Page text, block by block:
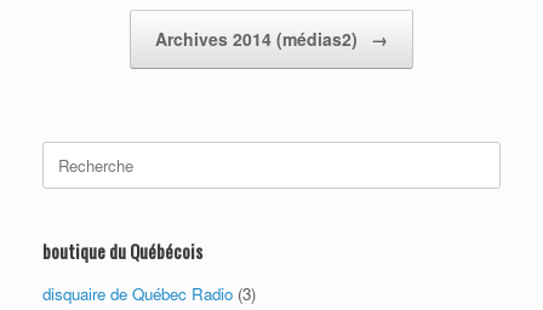
Archives 2014 (médias2) →
Search
for:
boutique du Québécois
disquaire de Québec Radio (3)